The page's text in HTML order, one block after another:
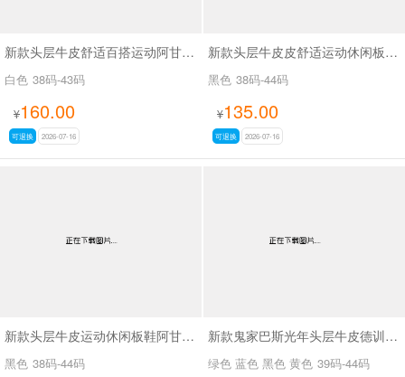
新款头层牛皮舒适百搭运动阿甘休闲鞋SA9811
白色 38码-43码
¥160.00
可退换 2026-07-16
新款头层牛皮皮舒适运动休闲板鞋阿甘鞋SA267
黑色 38码-44码
¥135.00
可退换 2026-07-16
新款头层牛皮运动休闲板鞋阿甘鞋SA271
黑色 38码-44码
新款鬼家巴斯光年头层牛皮德训鞋男鞋SA716
绿色 蓝色 黑色 黄色 39码-44码